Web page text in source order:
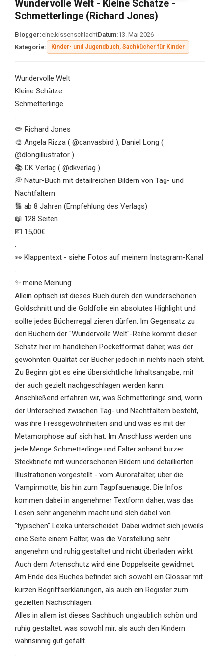
Wundervolle Welt - Kleine Schätze -
Schmetterlinge (Richard Jones)
Blogger:eine.kissenschlachtDatum:13. Mai 2026
Kategorie:
Kinder- und Jugendbuch, Sachbücher für Kinder
Wundervolle Welt
Kleine Schätze
Schmetterlinge
.
✏️ Richard Jones
🎨 Angela Rizza ( @canvasbird ), Daniel Long (
@dlongillustrator )
📚 DK Verlag ( @dkverlag )
💭 Natur-Buch mit detailreichen Bildern von Tag- und
Nachtfaltern
🔢 ab 8 Jahren (Empfehlung des Verlags)
📖 128 Seiten
💶 15,00€
.
👀 Klappentext - siehe Fotos auf meinem Instagram-Kanal
.
✨ meine Meinung:
Allein optisch ist dieses Buch durch den wunderschönen
Goldschnitt und die Goldfolie ein absolutes Highlight und
sollte jedes Bücherregal zieren dürfen. Im Gegensatz zu
den Büchern der "Wundervolle Welt"-Reihe kommt dieser
Schatz hier im handlichen Pocketformat daher, was der
gewohnten Qualität der Bücher jedoch in nichts nach steht.
Zu Beginn gibt es eine übersichtliche Inhaltsangabe, mit
der auch gezielt nachgeschlagen werden kann.
Anschließend erfahren wir, was Schmetterlinge sind, worin
der Unterschied zwischen Tag- und Nachtfaltern besteht,
was ihre Fressgewohnheiten sind und was es mit der
Metamorphose auf sich hat. Im Anschluss werden uns
jede Menge Schmetterlinge und Falter anhand kurzer
Steckbriefe mit wunderschönen Bildern und detaillierten
Illustrationen vorgestellt - vom Aurorafalter, über die
Vampirmotte, bis hin zum Tagpfauenauge. Die Infos
kommen dabei in angenehmer Textform daher, was das
Lesen sehr angenehm macht und sich dabei von
"typischen" Lexika unterscheidet. Dabei widmet sich jeweils
eine Seite einem Falter, was die Vorstellung sehr
angenehm und ruhig gestaltet und nicht überladen wirkt.
Auch dem Artenschutz wird eine Doppelseite gewidmet.
Am Ende des Buches befindet sich sowohl ein Glossar mit
kurzen Begriffserklärungen, als auch ein Register zum
gezielten Nachschlagen.
Alles in allem ist dieses Sachbuch unglaublich schön und
ruhig gestaltet, was sowohl mir, als auch den Kindern
wahnsinnig gut gefällt.
.